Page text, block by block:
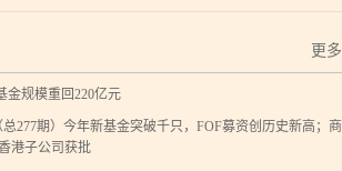
更多
金规模重回220亿元
总277期）今年新基金突破千只，FOF募资创历史新高；商
港子公司获批